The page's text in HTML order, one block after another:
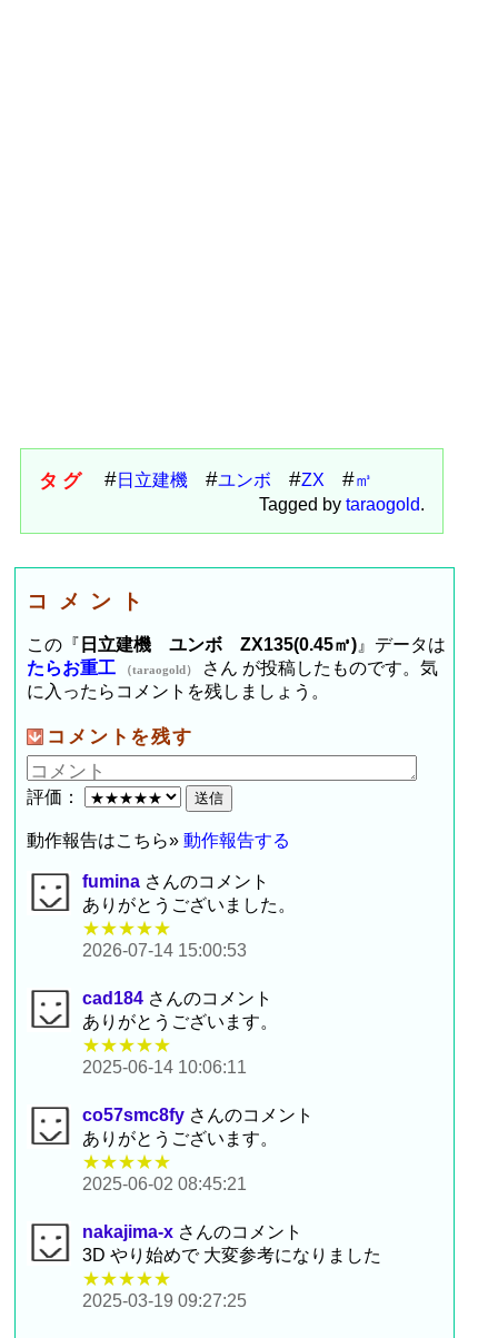
タグ 日立建機 ユンボ ZX
㎥
Tagged by taraogold.
コメント
この『 日立建機 ユンボ ZX135(0.45㎥) 』データは
たらお重工
（taraogold）
さん が投稿したものです。気
に入ったらコメントを残しましょう。
コメントを残す
評価：
動作報告はこちら»動作報告する
fumina さんのコメント
ありがとうございました。
★★★★★
2026-07-14 15:00:53
cad184 さんのコメント
ありがとうございます。
★★★★★
2025-06-14 10:06:11
co57smc8fy さんのコメント
ありがとうございます。
★★★★★
2025-06-02 08:45:21
nakajima-x さんのコメント
3D やり始めで 大変参考になりました
★★★★★
2025-03-19 09:27:25